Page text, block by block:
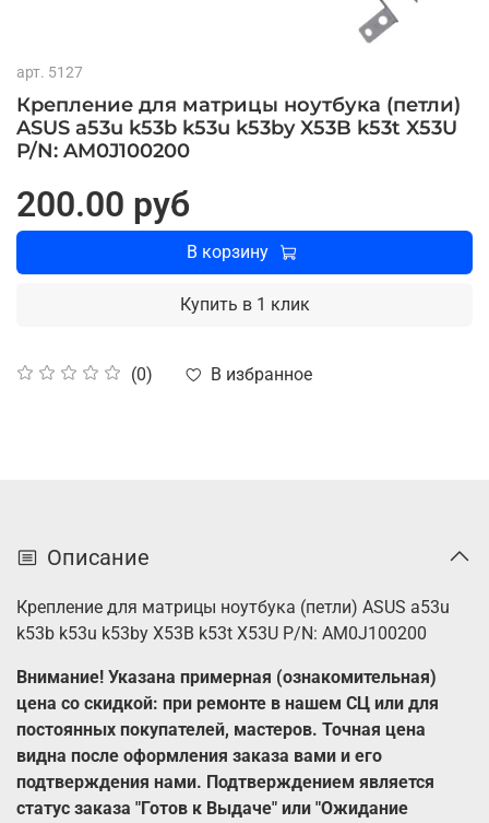
арт. 5127
Крепление для матрицы ноутбука (петли)
ASUS a53u k53b k53u k53by X53B k53t X53U
P/N: AM0J100200
(0) В избранное
200.00 руб
В корзину
Купить в 1 клик
Описание
Крепление для матрицы ноутбука (петли) ASUS a53u
k53b k53u k53by X53B k53t X53U P/N: AM0J100200
Внимание! Указана примерная (ознакомительная)
цена со скидкой: при ремонте в нашем СЦ или для
постоянных покупателей, мастеров. Точная цена
видна после оформления заказа вами и его
подтверждения нами. Подтверждением является
статус заказа "Готов к Выдаче" или "Ожидание